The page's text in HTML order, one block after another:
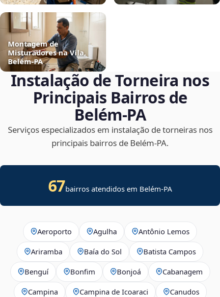
Montagem de
Misturadores na Vila,
Belém‑PA
Instalação de Torneira nos
Principais Bairros de
Belém‑PA
Serviços especializados em instalação de torneiras nos
principais bairros de Belém‑PA.
67bairros atendidos em Belém-PA
Aeroporto Agulha Antônio Lemos
Ariramba Baía do Sol Batista Campos
Benguí Bonfim Bonjoá Cabanagem
Campina Campina de Icoaraci Canudos